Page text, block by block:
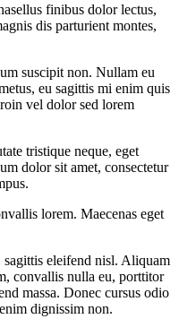
finibus dolor lectus,
dis parturient montes,
suscipit non. Nullam eu
eu sagittis mi enim quis
vel dolor sed lorem
tristique neque, eget
dolor sit amet, consectetur
lorem. Maecenas eget
sagittis eleifend nisl. Aliquam
convallis nulla eu, porttitor
massa. Donec cursus odio
dignissim non.